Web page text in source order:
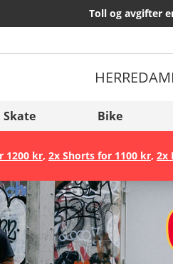
Toll og avgifter
Slovenija
België (Nederlands)
Belgique (Français)
Danmark
Norge
HERRE
Skate Bike
1200 kr, 2x Shorts for 1100 kr, 2x